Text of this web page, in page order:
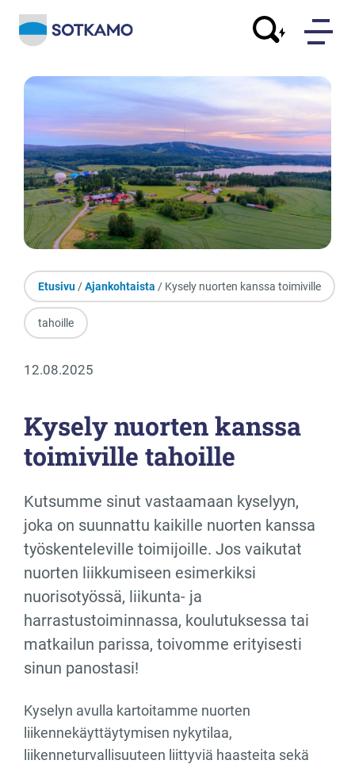
Etusivu /Ajankohtaista / Kysely nuorten kanssa toimiville
tahoille
12.08.2025
Kysely nuorten kanssa
toimiville tahoille
Kutsumme sinut vastaamaan kyselyyn,
joka on suunnattu kaikille nuorten kanssa
työskenteleville toimijoille. Jos vaikutat
nuorten liikkumiseen esimerkiksi
nuorisotyössä, liikunta- ja
harrastustoiminnassa, koulutuksessa tai
matkailun parissa, toivomme erityisesti
sinun panostasi!
Kyselyn avulla kartoitamme nuorten
liikennekäyttäytymisen nykytilaa,
liikenneturvallisuuteen liittyviä haasteita sekä